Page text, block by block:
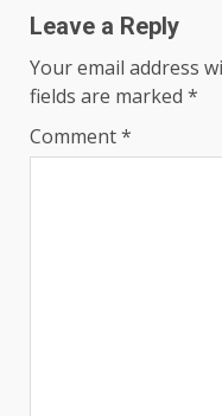
Leave a Reply
Your email address
fields are marked *
Comment*